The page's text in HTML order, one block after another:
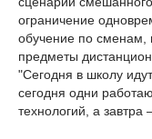
ограничение
обучение по сменам,
предметы
"Сегодня в школу
сегодня одни
технологий, а завтра